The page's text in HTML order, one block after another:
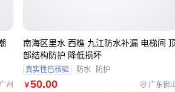
配性和施工便捷性
特别注意固化方式和施工条件。
快速固化的工程场景，其反应固化特性
州 ￥50.00 广东佛
南海区里水 西樵 九江防水补漏 电梯间
部结构防护 降低损坏
真实性已核验 防水 防护